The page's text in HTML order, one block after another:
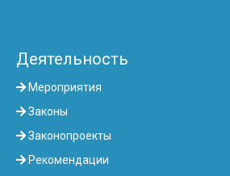
Деятельность
Мероприятия
Законы
Законопроекты
Рекомендации